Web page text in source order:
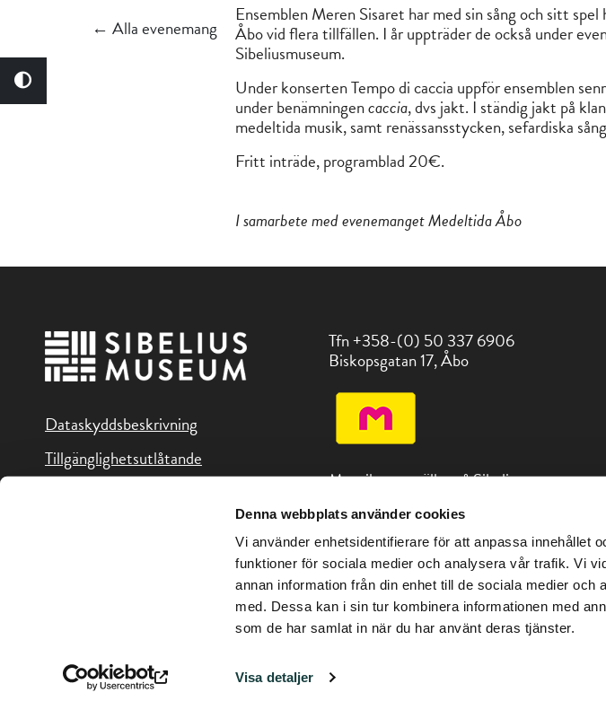
Denna webbplats använder cookies
Vi använder enhetsidentifierare för att anpassa innehållet
funktioner för sociala medier och analysera vår trafik. Vi
annan information från din enhet till de sociala medier
med. Dessa kan i sin tur kombinera informationen med
som de har samlat in när du har använt deras tjänster.
Visa detaljer
← Alla evenemang
Ensemblen Meren Sisaret har med sin sång och sitt
Åbo vid flera tillfällen. I år uppträder de också under
Sibeliusmuseum.
Under konserten Tempo di caccia uppför ensemblen
under benämningencaccia, dvs jakt. I ständig jakt på
medeltida musik, samt renässansstycken, sefardiska
Fritt inträde, programblad 20€.
I samarbete med evenemanget Medeltida Åbo
Dataskyddsbeskrivning
Tillgänglighetsutlåtande
Tfn +358-(0) 50 337 6906
Biskopsgatan 17, Åbo
Museikortet gäller på Sibeliusmuseum
Du hittar oss och andra sevärdheter
i Åboregionen på adressen Visitturku.fi
Copyright © Sibeliusmuseum 2026